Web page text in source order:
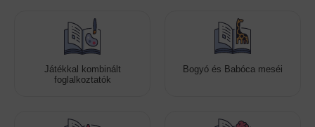
Játékkal kombinált
foglalkoztatók
Bogyó és Babóca meséi